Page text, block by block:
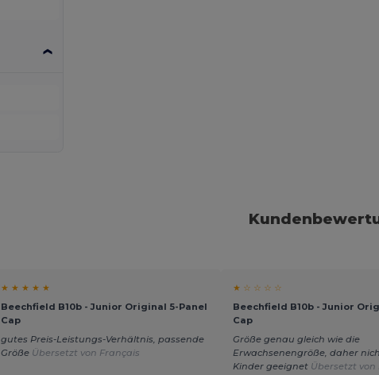
★ ★ ★ ★ ★
Beechfield B10b - Junior Original 5-Panel
Cap
gutes Preis-Leistungs-Verhältnis, passende
Größe Übersetzt von Français
★ ☆ ☆ ☆ ☆
Beechfield B10b - Junior
Cap
Größe genau gleich wie die
Erwachsenengröße, daher
Kinder geeignet Übersetzt von